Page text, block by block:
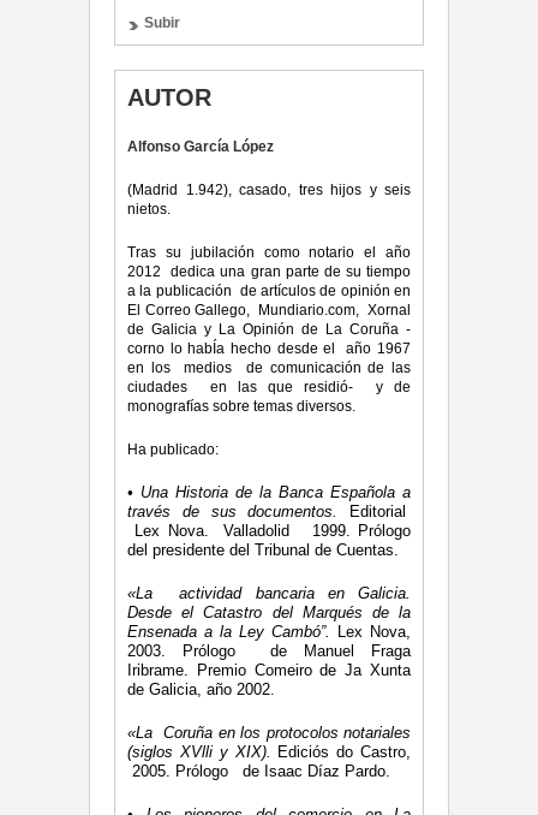
Subir
AUTOR
Alfonso García López
(Madrid 1.942), casado, tres hijos y seis
nietos.
Tras su jubilación como notario el año
2012 dedica una gran parte de su tiempo
a la publicación de artículos de opinión en
El Correo Gallego, Mundiario.com, Xornal
de Galicia y La Opinión de La Coruña -
corno lo habÍa hecho desde el año 1967
en los medios de comunicación de las
ciudades en las que residió- y de
monografías sobre temas diversos.
Ha publicado:
• Una Historia de la Banca Española a
través de sus documentos.
Editorial
Lex Nova. Valladolid 1999. Prólogo
del presidente del Tribunal de Cuentas.
«La actividad bancaria enGalicia.
Desde elCatastro del Marqués dela
Ensenada a la Ley Cambó”.
Lex Nova,
2003. Prólogo de Manuel Fraga
Iribrame. Premio Comeiro de Ja Xunta
de Galicia, año 2002.
«La Coruña en los protocolos notariales
(siglos XVlli y XIX). Ediciós do Castro,
2005. Prólogo de Isaac Díaz Pardo.